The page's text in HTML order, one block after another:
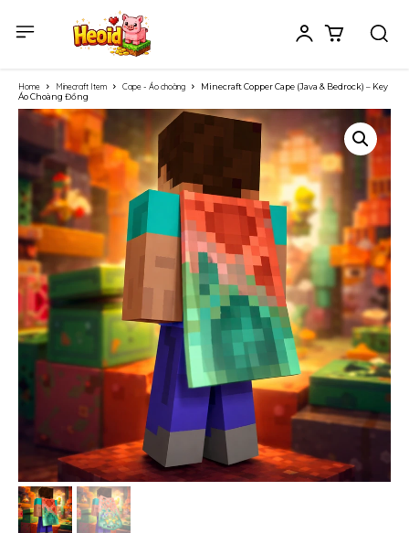
Home Minecraft Item Cape - Áo choàng
Minecraft Copper Cape (Java & Bedrock) – Key
Áo Choàng Đồng